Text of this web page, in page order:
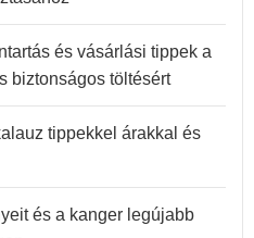
és vásárlási tippek a
biztonságos töltésért
tippekkel árakkal és
és a kanger legújabb